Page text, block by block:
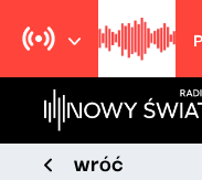
wróć